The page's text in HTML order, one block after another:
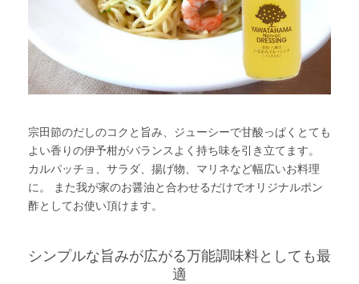
宗田節のだしのコクと旨み、ジューシーで甘酸っぱくとても
よい香りの伊予柑がバランスよく持ち味を引き立てます。
カルパッチョ、サラダ、揚げ物、マリネなど幅広いお料理
に。 また我が家のお醤油と合わせるだけでオリジナルポン
酢としてお使い頂けます。
シンプルな旨みが広がる万能調味料としても最
適